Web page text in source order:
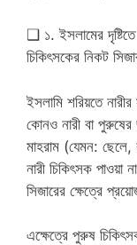
❑ ১. ইসলামের
চিকিৎসকের নিকট
ইসলামি শরিয়তে
কোনও নারী বা পুরুষের
মাহরাম (যেমন:
নারী চিকিৎসক
সিজারের ক্ষেত্রে
এক্ষেত্রে পুরুষ